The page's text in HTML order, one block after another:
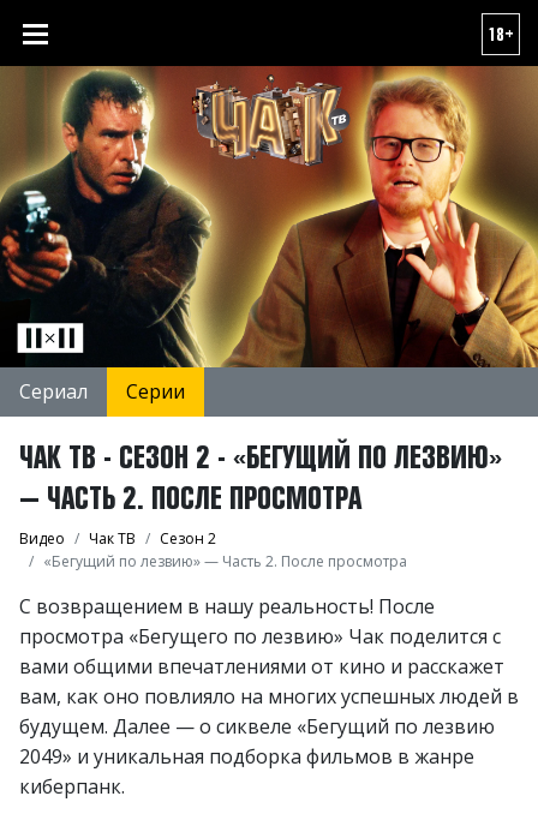
18+
Сериал Серии
ЧАК ТВ - СЕЗОН 2 - «БЕГУЩИЙ ПО ЛЕЗВИЮ»
— ЧАСТЬ 2. ПОСЛЕ ПРОСМОТРА
Видео Чак ТВ
Сезон 2
«Бегущий по лезвию» — Часть 2. После просмотра
С возвращением в нашу реальность! После
просмотра «Бегущего по лезвию» Чак поделится с
вами общими впечатлениями от кино и расскажет
вам, как оно повлияло на многих успешных людей в
будущем. Далее — о сиквеле «Бегущий по лезвию
2049» и уникальная подборка фильмов в жанре
киберпанк.